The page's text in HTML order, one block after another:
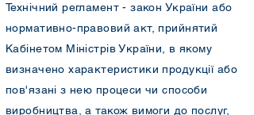
Технічний регламент - закон України або
нормативно-правовий акт, прийнятий
Кабінетом Міністрів України, в якому
визначено характеристики продукції або
пов'язані з нею процеси чи способи
виробництва, а також вимоги до послуг,